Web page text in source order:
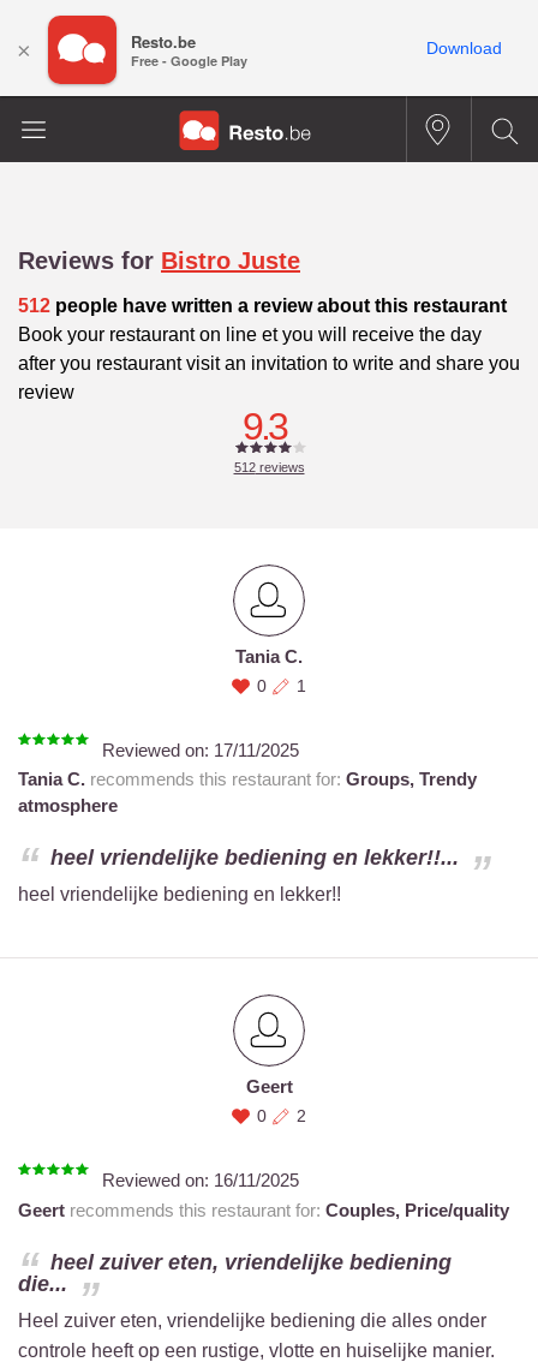
Reviews for Bistro Juste
512 people have written a review about this restaurant
Book your restaurant on line et you will receive the day
after you restaurant visit an invitation to write and share you
review
9.3
512reviews
Tania C.
0 1
Reviewed on: 17/11/2025
Tania C. recommends this restaurant for: Groups, Trendy
atmosphere
heel vriendelijke bediening en lekker!!...
heel vriendelijke bediening en lekker!!
Geert
0 2
Reviewed on: 16/11/2025
Geert recommends this restaurant for: Couples, Price/quality
heel zuiver eten, vriendelijke bediening
die...
Heel zuiver eten, vriendelijke bediening die alles onder
controle heeft op een rustige, vlotte en huiselijke manier.
× Resto.be
Free - Google Play
Download